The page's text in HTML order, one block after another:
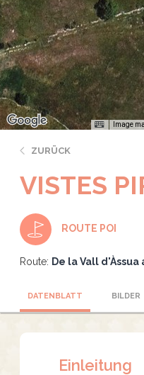
Image
ZURÜCK
VISTES
ROUTE POI
Route: De la Vall
DATENBLATT BILDER
Einleitung